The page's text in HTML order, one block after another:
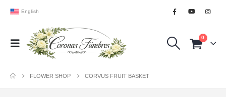
English
0
FLOWER SHOP CORVUS FRUIT BASKET